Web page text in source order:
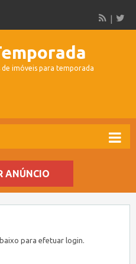
imóveis para temporada
ANÚNCIO
para efetuar login.